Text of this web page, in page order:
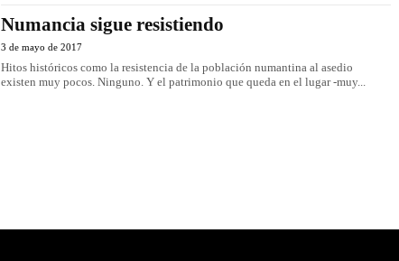
Numancia sigue resistiendo
3 de mayo de 2017
Hitos históricos como la resistencia de la población numantina al asedio
existen muy pocos. Ninguno. Y el patrimonio que queda en el lugar -muy...